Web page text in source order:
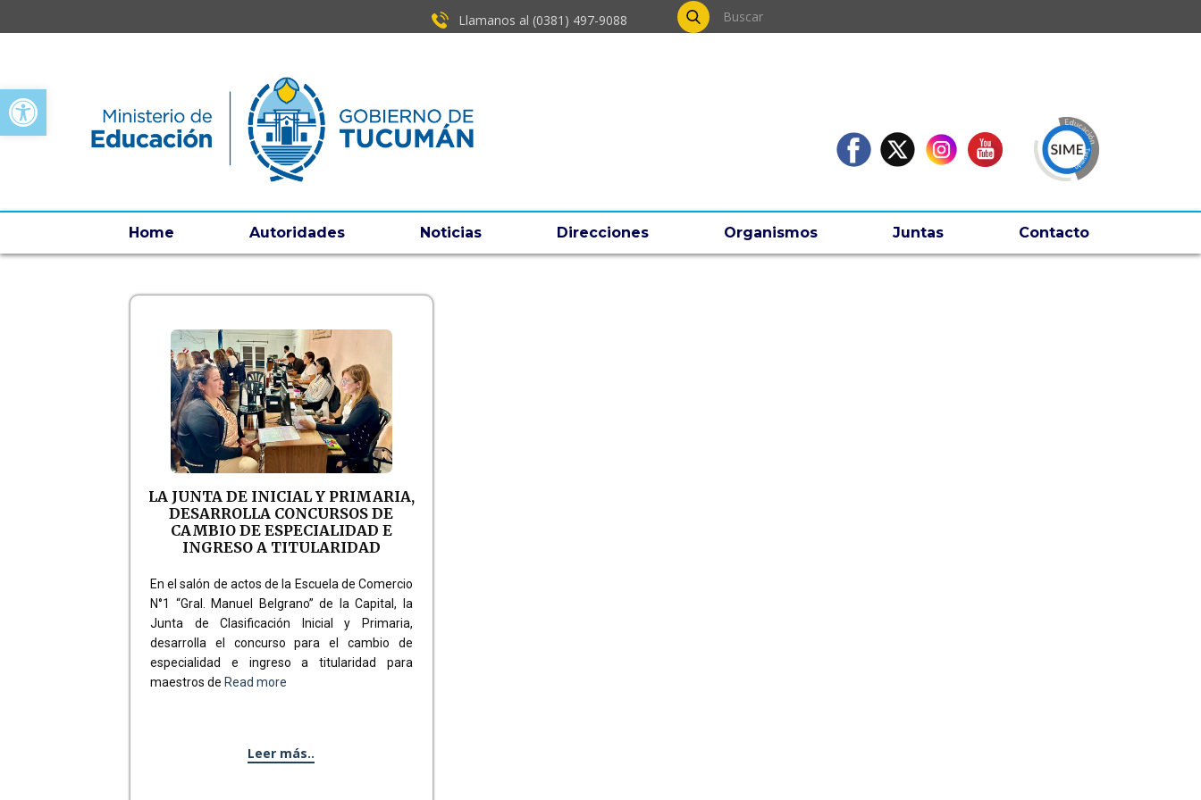
Open toolbar
Llamanos al (0381) ​497-9088
Home Autoridades Noticias Direcciones Organismos Juntas Contacto
LA JUNTA DE INICIAL Y PRIMARIA,
DESARROLLA CONCURSOS DE
CAMBIO DE ESPECIALIDAD E
INGRESO A TITULARIDAD
En el salón de actos de la Escuela de Comercio
N°1 “Gral. Manuel Belgrano” de la Capital, la
Junta de Clasificación Inicial y Primaria,
desarrolla el concurso para el cambio de
especialidad e ingreso a titularidad para
maestros de Read more
Leer más..